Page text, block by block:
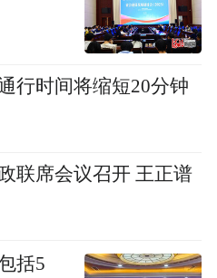
行时间将缩短20分钟
联席会议召开 王正谱
括5